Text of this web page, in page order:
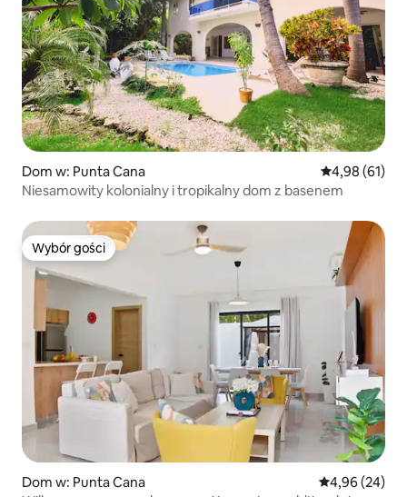
Dom w: Punta Cana Średnia
4,98 (61)
Niesamowity kolonialny i tropikalny dom z basenem
Wybór gości
Wybór gości
Dom w: Punta Cana Średnia
4,96 (24)